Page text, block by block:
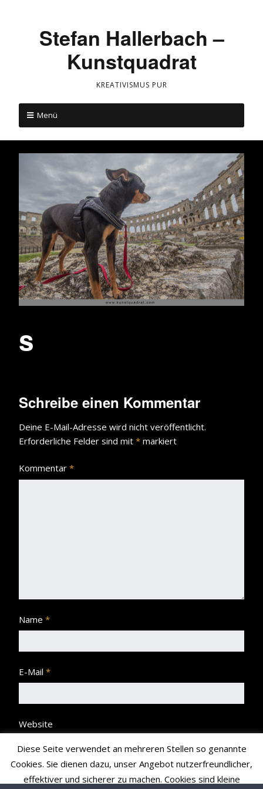
Stefan Hallerbach –
Kunstquadrat
KREATIVISMUS PUR
Menü
s
Schreibe einen Kommentar
Deine E-Mail-Adresse wird nicht veröffentlicht.
Erforderliche Felder sind mit * markiert
Kommentar *
Name *
E-Mail *
Website
Diese Seite verwendet an mehreren Stellen so genannte
Cookies. Sie dienen dazu, unser Angebot nutzerfreundlicher,
effektiver und sicherer zu machen. Cookies sind kleine